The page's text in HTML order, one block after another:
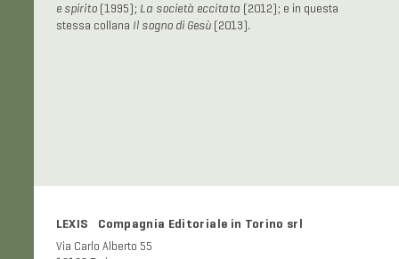
e spirito(1995); La società eccitata (2012); e in questa
stessa collana Il sogno di Gesù(2013).
LEXIS Compagnia Editoriale in Torino srl
Via Carlo Alberto 55